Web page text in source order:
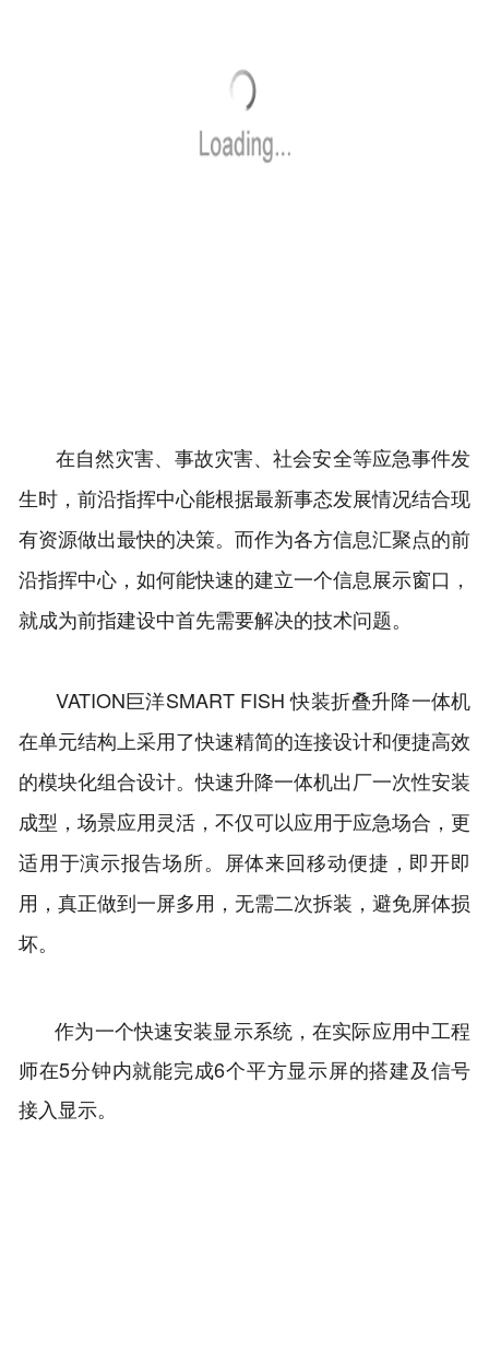
在自然灾害、事故灾害、社会安全等应急事件发
生时，前沿指挥中心能根据最新事态发展情况结合现
有资源做出最快的决策。而作为各方信息汇聚点的前
沿指挥中心，如何能快速的建立一个信息展示窗口，
就成为前指建设中首先需要解决的技术问题。
VATION巨洋SMART FISH 快装折叠升降一体机
在单元结构上采用了快速精简的连接设计和便捷高效
的模块化组合设计。快速升降一体机出厂一次性安装
成型，场景应用灵活，不仅可以应用于应急场合，更
适用于演示报告场所。屏体来回移动便捷，即开即
用，真正做到一屏多用，无需二次拆装，避免屏体损
坏。
作为一个快速安装显示系统，在实际应用中工程
师在5分钟内就能完成6个平方显示屏的搭建及信号
接入显示。